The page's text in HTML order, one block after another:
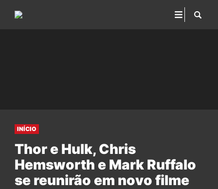
INÍCIO
Thor e Hulk, Chris
Hemsworth e Mark Ruffalo
se reunirão em novo filme